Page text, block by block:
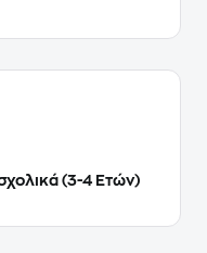
(3-4 Ετών)